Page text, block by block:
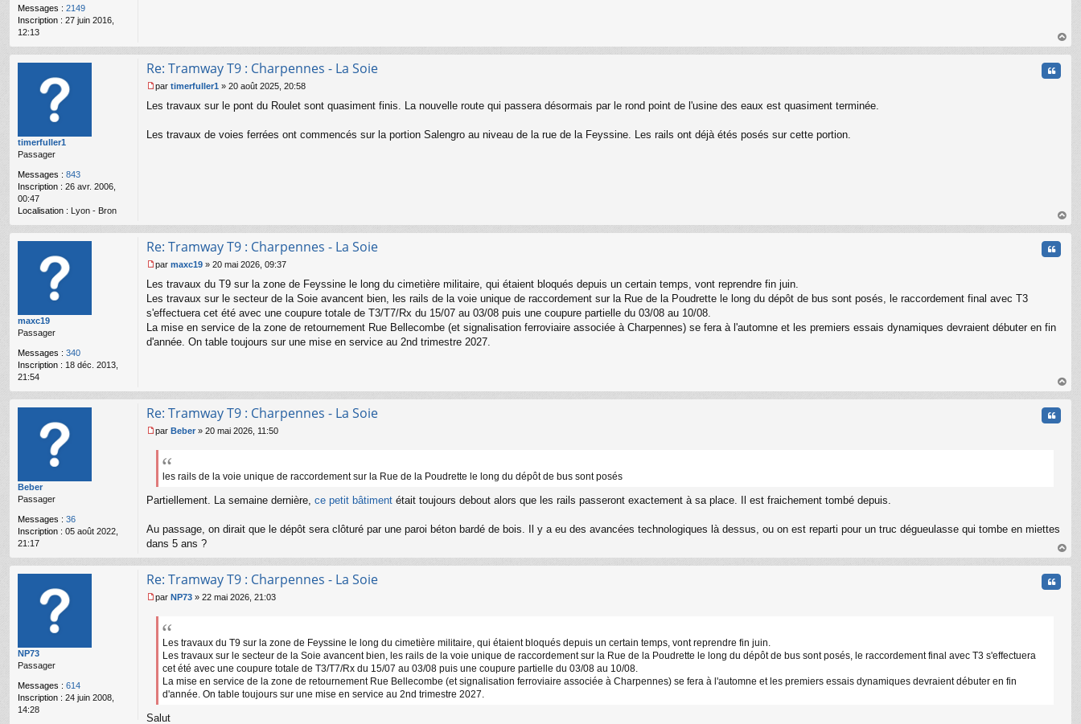
Messages : 2149
Inscription : 27 juin 2016,
12:13
l
au
timerfuller1
Passager
Messages : 843
Inscription : 26 avr. 2006,
00:47
Localisation : Lyon - Bron
Re: Tramway T9 : Charpennes - La Soie
e
s
u
par timerfuller1 » 20 août 2025, 20:58
Les travaux sur le pont du Roulet sont quasiment finis. La nouvelle route qui passera désormais par le rond point de l'usine des eaux est quasiment terminée.
Les travaux de voies ferrées ont commencés sur la portion Salengro au niveau de la rue de la Feyssine. Les rails ont déjà étés posés sur cette portion.
au
maxc19
Passager
Messages : 340
Inscription : 18 déc. 2013,
21:54
Re: Tramway T9 : Charpennes - La Soie
e
s
s
g
e
l
par maxc19 » 20 mai 2026, 09:37
Les travaux du T9 sur la zone de Feyssine le long du cimetière militaire, qui étaient bloqués depuis un certain temps, vont reprendre fin juin.
Les travaux sur le secteur de la Soie avancent bien, les rails de la voie unique de raccordement sur la Rue de la Poudrette le long du dépôt de bus sont posés, le raccordement final avec T3
s'effectuera cet été avec une coupure totale de T3/T7/Rx du 15/07 au 03/08 puis une coupure partielle du 03/08 au 10/08.
La mise en service de la zone de retournement Rue Bellecombe (et signalisation ferroviaire associée à Charpennes) se fera à l'automne et les premiers essais dynamiques devraient débuter en fin
d'année. On table toujours sur une mise en service au 2nd trimestre 2027.
au
Beber
Passager
Messages : 36
Inscription : 05 août 2022,
21:17
Re: Tramway T9 : Charpennes - La Soie
e
a
g
o
n
l
par Beber » 20 mai 2026, 11:50
les rails de la voie unique de raccordement sur la Rue de la Poudrette le long du dépôt de bus sont posés
Partiellement. La semaine dernière, ce petit bâtiment était toujours debout alors que les rails passeront exactement à sa place. Il est fraichement tombé depuis.
Au passage, on dirait que le dépôt sera clôturé par une paroi béton bardé de bois. Il y a eu des avancées technologiques là dessus, ou on est reparti pour un truc dégueulasse qui tombe en miettes
dans 5 ans ?
au
NP73
Passager
Messages : 614
Inscription : 24 juin 2008,
14:28
Re: Tramway T9 : Charpennes - La Soie
e
n
par NP73 » 22 mai 2026, 21:03
Les travaux du T9 sur la zone de Feyssine le long du cimetière militaire, qui étaient bloqués depuis un certain temps, vont reprendre fin juin.
Les travaux sur le secteur de la Soie avancent bien, les rails de la voie unique de raccordement sur la Rue de la Poudrette le long du dépôt de bus sont posés, le raccordement final avec T3 s'effectuera
cet été avec une coupure totale de T3/T7/Rx du 15/07 au 03/08 puis une coupure partielle du 03/08 au 10/08.
La mise en service de la zone de retournement Rue Bellecombe (et signalisation ferroviaire associée à Charpennes) se fera à l'automne et les premiers essais dynamiques devraient débuter en fin
d'année. On table toujours sur une mise en service au 2nd trimestre 2027.
Salut